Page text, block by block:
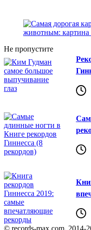
Не пропустите
© records-max.com,